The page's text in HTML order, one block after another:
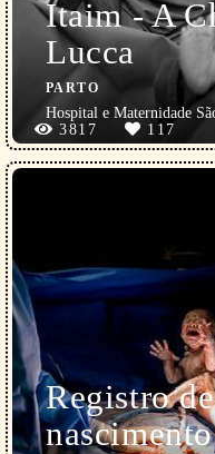
Itaim - A
Lucca
PARTO
Hospital e Maternidade
3817
117
Registro